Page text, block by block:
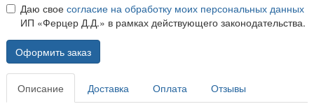
Даю свое согласие на обработку моих персональных данных
ИП «Ферцер Д.Д.» в рамках действующего законодательства.
Оформить заказ
Описание Доставка Оплата Отзывы